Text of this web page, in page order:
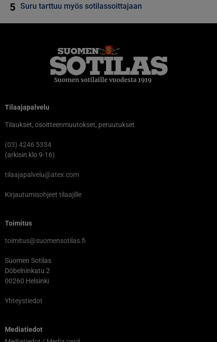
5 Suru tarttuu myös sotilassoittajaan
Tilaajapalvelu
Tilaukset, osoitteenmuutokset, peruutukset
(03) 4246 5334
(arkisin klo 9-16)
tilaajapalvelu@atex.com
Kirjautumisohjeet tilaajille
Toimitus
toimitus@suomensotilas.fi
Suomen Sotilas
Döbelninkatu 2
00260 Helsinki
Yhteystiedot
Mediatiedot